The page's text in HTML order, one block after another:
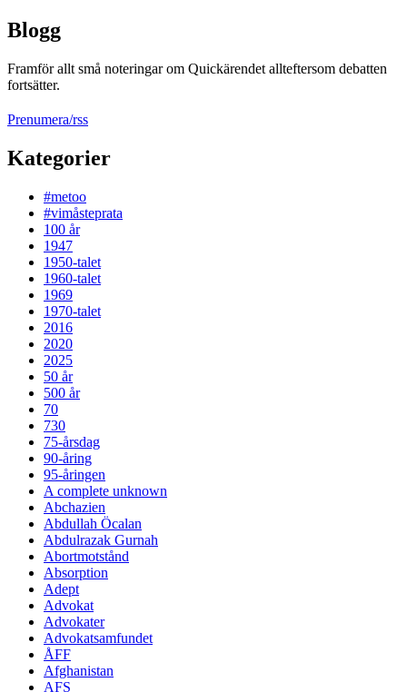
Blogg
Framför allt små noteringar om Quickärendet allteftersom debatten
fortsätter.
Prenumera/rss
Kategorier
#metoo
#vimåsteprata
100 år
1947
1950-talet
1960-talet
1969
1970-talet
2016
2020
2025
50 år
500 år
70
730
75-årsdag
90-åring
95-åringen
A complete unknown
Abchazien
Abdullah Öcalan
Abdulrazak Gurnah
Abortmotstånd
Absorption
Adept
Advokat
Advokater
Advokatsamfundet
ÅFF
Afghanistan
AFS